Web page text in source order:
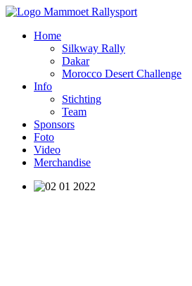
Home
Silkway Rally
Dakar
Morocco Desert Challenge
Info
Stichting
Team
Sponsors
Foto
Video
Merchandise